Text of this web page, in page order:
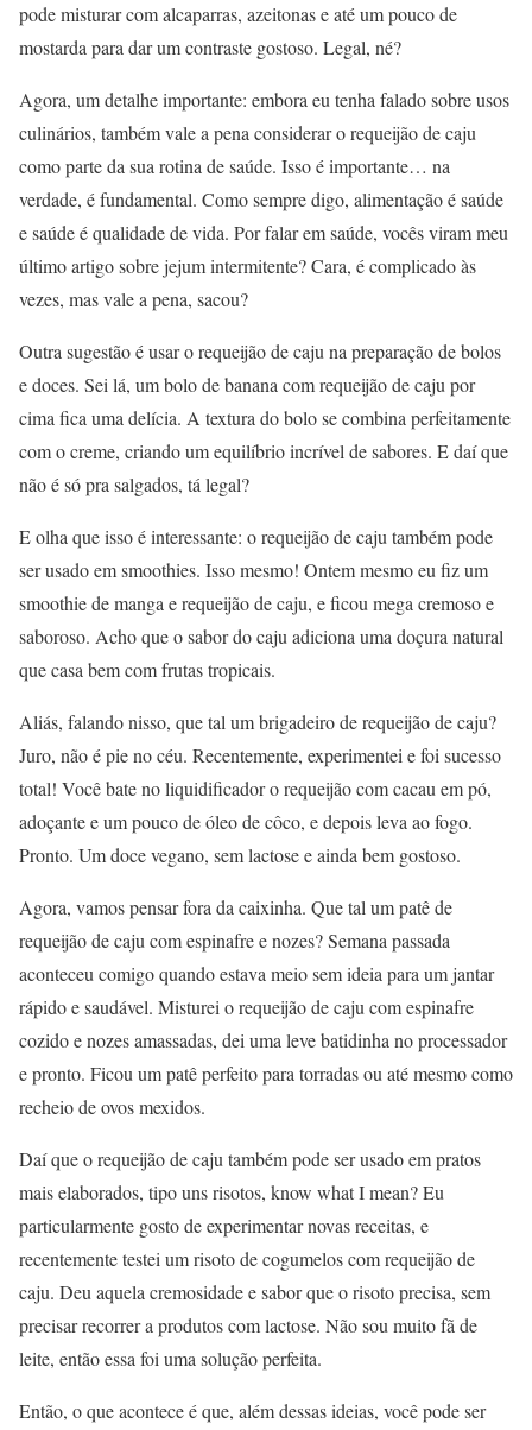
pode misturar com alcaparras, azeitonas e até um pouco de
mostarda para dar um contraste gostoso. Legal, né?
Agora, um detalhe importante: embora eu tenha falado sobre usos
culinários, também vale a pena considerar o requeijão de caju
como parte da sua rotina de saúde. Isso é importante… na
verdade, é fundamental. Como sempre digo, alimentação é saúde
e saúde é qualidade de vida. Por falar em saúde, vocês viram meu
último artigo sobre jejum intermitente? Cara, é complicado às
vezes, mas vale a pena, sacou?
Outra sugestão é usar o requeijão de caju na preparação de bolos
e doces. Sei lá, um bolo de banana com requeijão de caju por
cima fica uma delícia. A textura do bolo se combina perfeitamente
com o creme, criando um equilíbrio incrível de sabores. E daí que
não é só pra salgados, tá legal?
E olha que isso é interessante: o requeijão de caju também pode
ser usado em smoothies. Isso mesmo! Ontem mesmo eu fiz um
smoothie de manga e requeijão de caju, e ficou mega cremoso e
saboroso. Acho que o sabor do caju adiciona uma doçura natural
que casa bem com frutas tropicais.
Aliás, falando nisso, que tal um brigadeiro de requeijão de caju?
Juro, não é pie no céu. Recentemente, experimentei e foi sucesso
total! Você bate no liquidificador o requeijão com cacau em pó,
adoçante e um pouco de óleo de côco, e depois leva ao fogo.
Pronto. Um doce vegano, sem lactose e ainda bem gostoso.
Agora, vamos pensar fora da caixinha. Que tal um patê de
requeijão de caju com espinafre e nozes? Semana passada
aconteceu comigo quando estava meio sem ideia para um jantar
rápido e saudável. Misturei o requeijão de caju com espinafre
cozido e nozes amassadas, dei uma leve batidinha no processador
e pronto. Ficou um patê perfeito para torradas ou até mesmo como
recheio de ovos mexidos.
Daí que o requeijão de caju também pode ser usado em pratos
mais elaborados, tipo uns risotos, know what I mean? Eu
particularmente gosto de experimentar novas receitas, e
recentemente testei um risoto de cogumelos com requeijão de
caju. Deu aquela cremosidade e sabor que o risoto precisa, sem
precisar recorrer a produtos com lactose. Não sou muito fã de
leite, então essa foi uma solução perfeita.
Então, o que acontece é que, além dessas ideias, você pode ser